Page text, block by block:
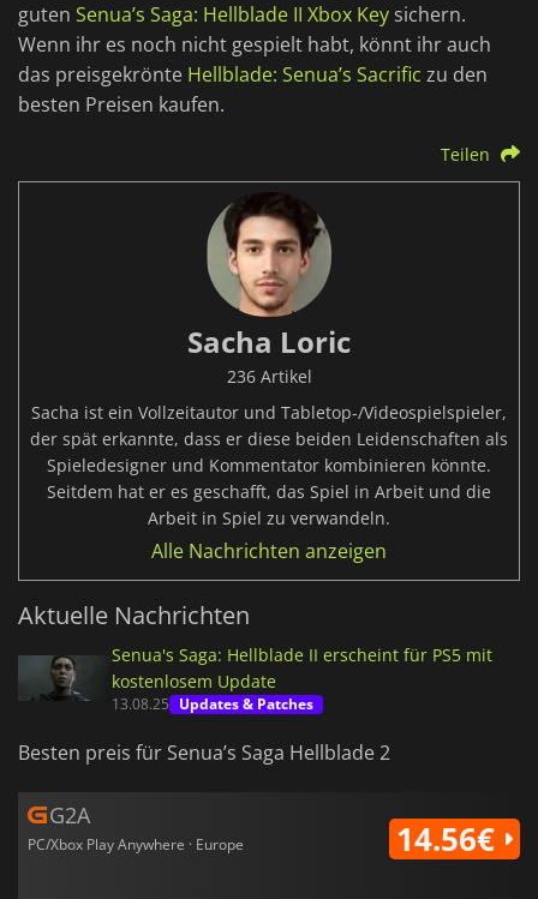
guten Senua’s Saga: Hellblade II Xbox Key sichern.
Wenn ihr es noch nicht gespielt habt, könnt ihr auch
das preisgekrönte Hellblade: Senua’s Sacrific zu den
besten Preisen kaufen.
Teilen
Sacha Loric
236 Artikel
Sacha ist ein Vollzeitautor und Tabletop-/Videospielspieler,
der spät erkannte, dass er diese beiden Leidenschaften als
Spieledesigner und Kommentator kombinieren könnte.
Seitdem hat er es geschafft, das Spiel in Arbeit und die
Arbeit in Spiel zu verwandeln.
Alle Nachrichten anzeigen
Aktuelle Nachrichten
Senua's Saga: Hellblade II erscheint für PS5 mit
kostenlosem Update
13.08.25 Updates & Patches
Besten preis für Senua’s Saga Hellblade 2
G2A
PC/Xbox Play Anywhere · Europe 14.56€